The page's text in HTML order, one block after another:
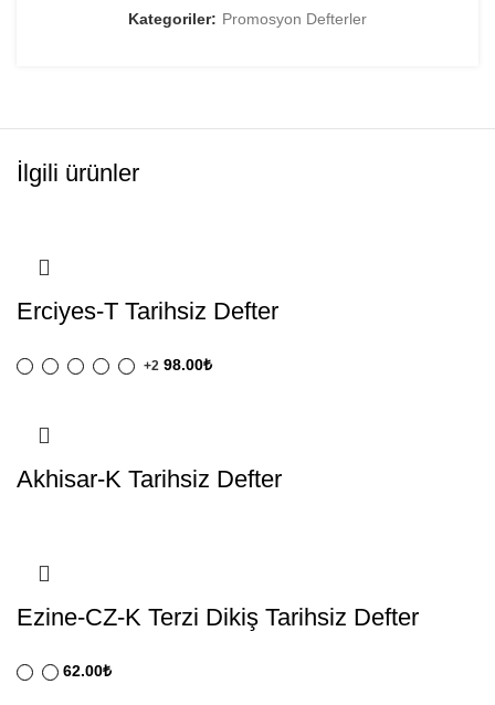
Kategoriler: Promosyon Defterler
İlgili ürünler
Erciyes-T Tarihsiz Defter
+2 98.00₺
Akhisar-K Tarihsiz Defter
Ezine-CZ-K Terzi Dikiş Tarihsiz Defter
62.00₺